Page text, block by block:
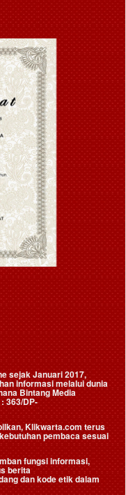
sejak Januari 2017,
informasi melalui dunia
Bintang Media
363/DP-
Klikwarta.com terus
pembaca sesuai
fungsi informasi,
berita
dan kode etik dalam